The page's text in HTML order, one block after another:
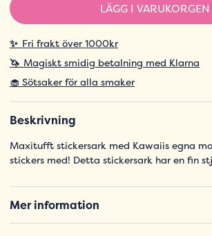
LÄGG I VARUKORGEN
✨ Fri frakt över 1000kr
🦄 Magiskt smidig betalning med Klarna
🧁 Sötsaker för alla smaker
Beskrivning
Maxitufft stickersark med Kawaiis egna
stickers med! Detta stickersark har en fin
Mer information